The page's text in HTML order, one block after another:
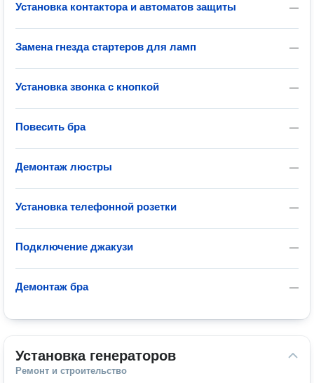
—
Установка контактора и автоматов защиты
—
Замена гнезда стартеров для ламп
—
Установка звонка с кнопкой
—
Повесить бра
—
Демонтаж люстры
—
Установка телефонной розетки
—
Подключение джакузи
—
Демонтаж бра
Установка генераторов
Ремонт и строительство